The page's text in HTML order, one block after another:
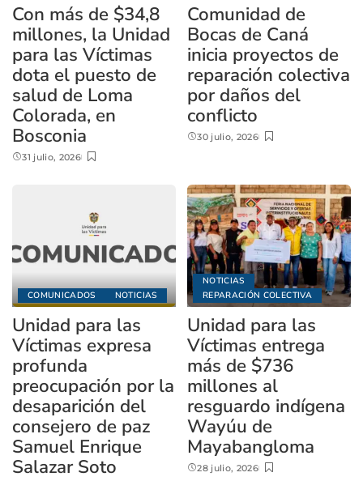
Con más de $34,8
millones, la Unidad
para las Víctimas
dota el puesto de
salud de Loma
Colorada, en
Bosconia
31 julio, 2026
Comunidad de
Bocas de Caná
inicia proyectos de
reparación colectiva
por daños del
conflicto
30 julio, 2026
COMUNICADOS NOTICIAS
Unidad para las
Víctimas expresa
profunda
preocupación por la
desaparición del
consejero de paz
Samuel Enrique
Salazar Soto
NOTICIAS
REPARACIÓN COLECTIVA
Unidad para las
Víctimas entrega
más de $736
millones al
resguardo indígena
Wayúu de
Mayabangloma
28 julio, 2026